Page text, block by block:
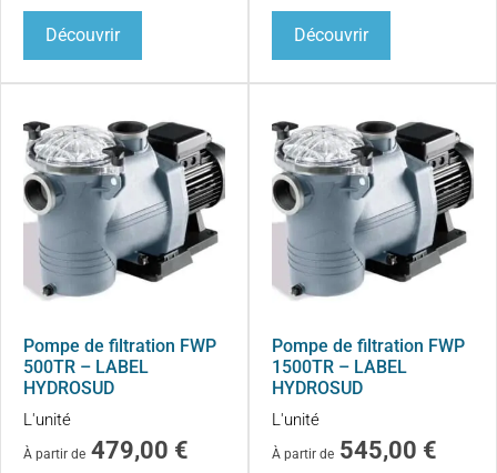
Découvrir Découvrir
Pompe de filtration FWP
500TR – LABEL
HYDROSUD
L'unité
À partir de 479,00 €
Pompe de filtration FWP
1500TR – LABEL
HYDROSUD
L'unité
À partir de 545,00 €